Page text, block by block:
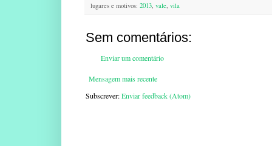
lugares e motivos: 2013, vale, vila
Sem comentários:
Enviar um comentário
Mensagem mais recente
Subscrever:Enviar feedback (Atom)